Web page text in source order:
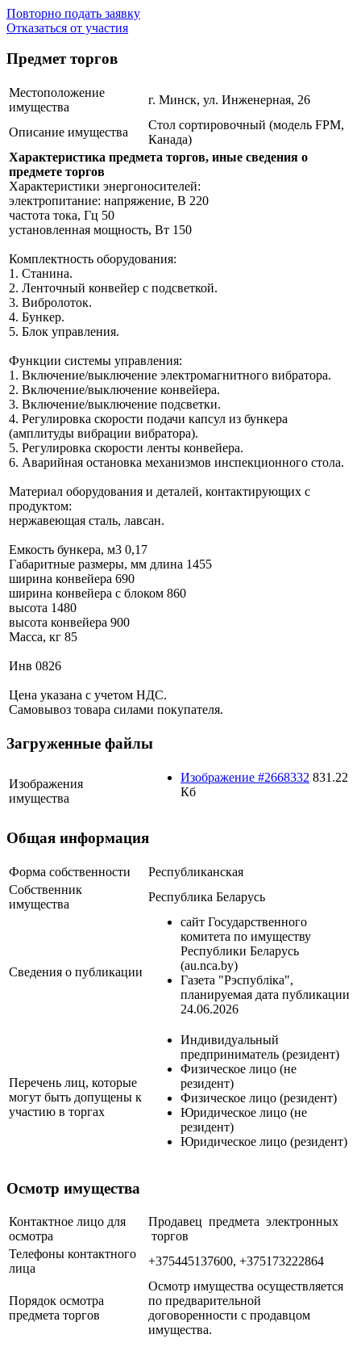
Повторно подать заявку
Отказаться от участия
Предмет торгов
Местоположение
имущества
г. Минск, ул. Инженерная, 26
Описание имущества
Стол сортировочный (модель FPM,
Канада)
Характеристика предмета торгов, иные сведения о
предмете торгов
Характеристики энергоносителей:
электропитание: напряжение, В 220
частота тока, Гц 50
установленная мощность, Вт 150
Комплектность оборудования:
1. Станина.
2. Ленточный конвейер с подсветкой.
3. Вибролоток.
4. Бункер.
5. Блок управления.
Функции системы управления:
1. Включение/выключение электромагнитного вибратора.
2. Включение/выключение конвейера.
3. Включение/выключение подсветки.
4. Регулировка скорости подачи капсул из бункера
(амплитуды вибрации вибратора).
5. Регулировка скорости ленты конвейера.
6. Аварийная остановка механизмов инспекционного стола.
Материал оборудования и деталей, контактирующих с
продуктом:
нержавеющая сталь, лавсан.
Емкость бункера, м3 0,17
Габаритные размеры, мм длина 1455
ширина конвейера 690
ширина конвейера с блоком 860
высота 1480
высота конвейера 900
Масса, кг 85
Инв 0826
Цена указана с учетом НДС.
Самовывоз товара силами покупателя.
Загруженные файлы
Изображения
имущества
Изображение #2668332 831.22
Кб
Общая информация
Форма собственности
Республиканская
Собственник
имущества
Республика Беларусь
Сведения о публикации
сайт Государственного
комитета по имуществу
Республики Беларусь
(au.nca.by)
Газета "Рэспубліка",
планируемая дата публикации
24.06.2026
Перечень лиц, которые
могут быть допущены к
участию в торгах
Индивидуальный
предприниматель (резидент)
Физическое лицо (не
резидент)
Физическое лицо (резидент)
Юридическое лицо (не
резидент)
Юридическое лицо (резидент)
Осмотр имущества
Контактное лицо для
осмотра
Продавец предмета электронных
торгов
Телефоны контактного
лица
+375445137600, +375173222864
Порядок осмотра
предмета торгов
Осмотр имущества осуществляется
по предварительной
договоренности с продавцом
имущества.